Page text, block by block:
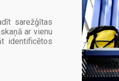
sarežģītas
ar vienu
identificētos